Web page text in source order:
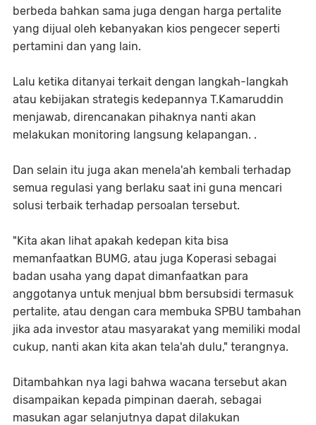
berbeda bahkan sama juga dengan harga pertalite
yang dijual oleh kebanyakan kios pengecer seperti
pertamini dan yang lain.
Lalu ketika ditanyai terkait dengan langkah-langkah
atau kebijakan strategis kedepannya T.Kamaruddin
menjawab, direncanakan pihaknya nanti akan
melakukan monitoring langsung kelapangan. .
Dan selain itu juga akan menela'ah kembali terhadap
semua regulasi yang berlaku saat ini guna mencari
solusi terbaik terhadap persoalan tersebut.
"Kita akan lihat apakah kedepan kita bisa
memanfaatkan BUMG, atau juga Koperasi sebagai
badan usaha yang dapat dimanfaatkan para
anggotanya untuk menjual bbm bersubsidi termasuk
pertalite, atau dengan cara membuka SPBU tambahan
jika ada investor atau masyarakat yang memiliki modal
cukup, nanti akan kita akan tela'ah dulu," terangnya.
Ditambahkan nya lagi bahwa wacana tersebut akan
disampaikan kepada pimpinan daerah, sebagai
masukan agar selanjutnya dapat dilakukan